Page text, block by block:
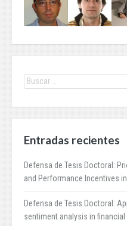
Entradas recientes
Defensa de Tesis Doctoral:
and Performance Incentives
Defensa de Tesis Doctoral:
sentiment analysis in